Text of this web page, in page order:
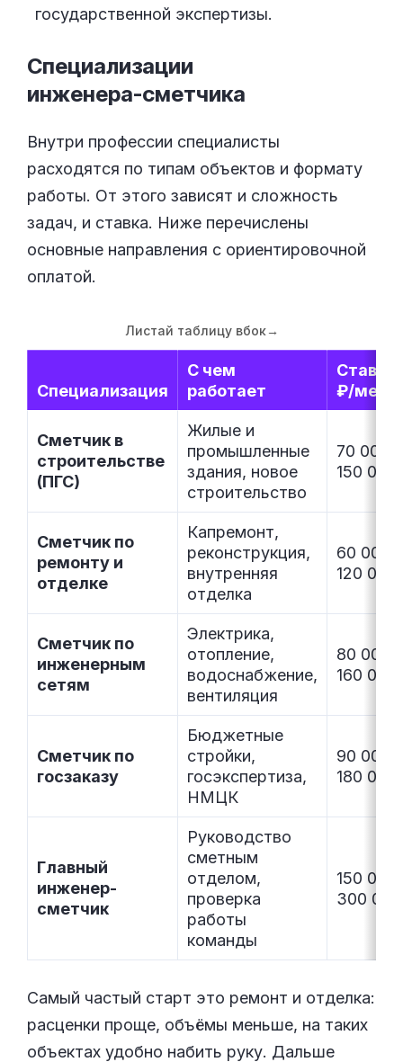
государственной экспертизы.
Специализации
инженера-сметчика
Внутри профессии специалисты
расходятся по типам объектов и формату
работы. От этого зависят и сложность
задач, и ставка. Ниже перечислены
основные направления с ориентировочной
оплатой.
Листай таблицу вбок →
Специализация
С чем
работает
Ставка,
₽/мес
Сметчик в
строительстве
(ПГС)
Жилые и
промышленные
здания, новое
строительство
70 000–
150 000
Сметчик по
ремонту и
отделке
Капремонт,
реконструкция,
внутренняя
отделка
60 000–
120 000
Сметчик по
инженерным
сетям
Электрика,
отопление,
водоснабжение,
вентиляция
80 000–
160 000
Сметчик по
госзаказу
Бюджетные
стройки,
госэкспертиза,
НМЦК
90 000–
180 000
Главный
инженер-
сметчик
Руководство
сметным
отделом,
проверка
работы
команды
150
300 000
Самый частый старт это ремонт и отделка:
расценки проще, объёмы меньше, на таких
объектах удобно набить руку. Дальше